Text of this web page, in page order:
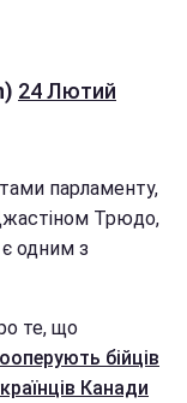
24 Лютий
парламенту,
Трюдо,
одним з
те, що
бійців
Канади